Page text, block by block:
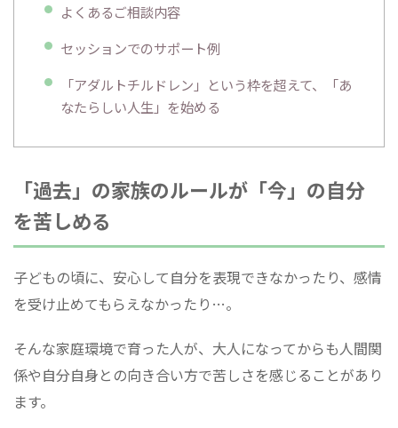
よくあるご相談内容
セッションでのサポート例
「アダルトチルドレン」という枠を超えて、「あ
なたらしい人生」を始める
「過去」の家族のルールが「今」の自分
を苦しめる
子どもの頃に、安心して自分を表現できなかったり、感情
を受け止めてもらえなかったり…。
そんな家庭環境で育った人が、大人になってからも人間関
係や自分自身との向き合い方で苦しさを感じることがあり
ます。